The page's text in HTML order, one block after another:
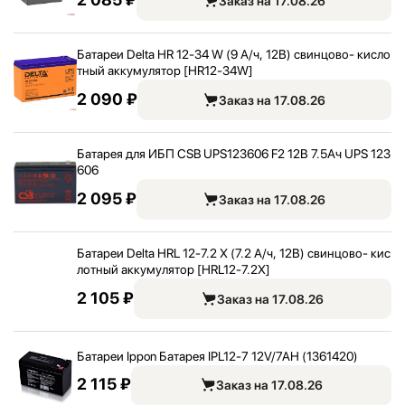
Батареи Delta HR 12-34 W (9 А/ч, 12В) свинцово- кисло
тный аккумулятор [HR12-34W]
2 090 ₽ Заказ на 17.08.26
Батарея для ИБП CSB UPS123606 F2 12В 7.5Ач UPS 123
606
2 095 ₽ Заказ на 17.08.26
Батареи Delta HRL 12-7.2 Х (7.2 А/ч, 12В) свинцово- кис
лотный аккумулятор [HRL12-7.2X]
2 105 ₽ Заказ на 17.08.26
Батареи Ippon Батарея IPL12-7 12V/7AH (1361420)
2 115 ₽ Заказ на 17.08.26